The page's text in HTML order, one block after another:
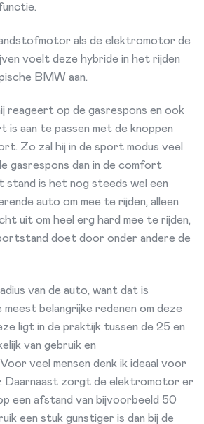
als de elektromotor de
voelt deze hybride in het rijden
BMW aan.
reageert op de gasrespons en ook
is aan te passen met de knoppen
Zo zal hij in de sport modus veel
gasrespons dan in de comfort
stand is het nog steeds wel een
auto om mee te rijden, alleen
uit om heel erg hard mee te rijden,
doet door onder andere de
van de auto, want dat is
meest belangrijke redenen om deze
ligt in de praktijk tussen de 25 en
van gebruik en
veel mensen denk ik ideaal voor
Daarnaast zorgt de elektromotor er
een afstand van bijvoorbeeld 50
een stuk gunstiger is dan bij de